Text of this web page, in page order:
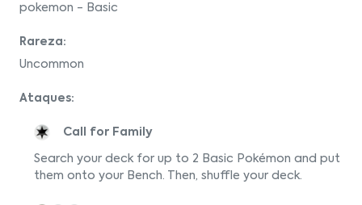
pokemon - Basic
Rareza:
Uncommon
Ataques:
Call for Family
Search your deck for up to 2 Basic Pokémon and put
them onto your Bench. Then, shuffle your deck.